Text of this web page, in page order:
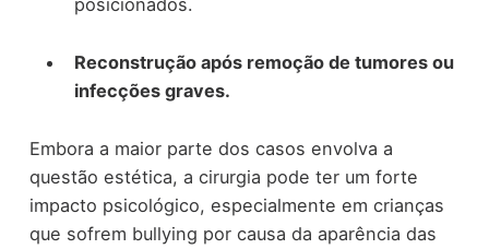
posicionados.
Reconstrução após remoção de tumores ou
infecções graves.
Embora a maior parte dos casos envolva a
questão estética, a cirurgia pode ter um forte
impacto psicológico, especialmente em crianças
que sofrem bullying por causa da aparência das